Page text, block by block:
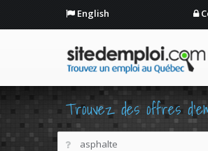
English
Trouvez des offres